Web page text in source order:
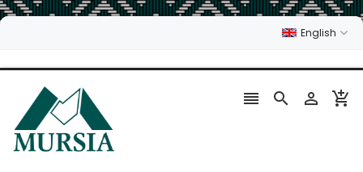
English
   